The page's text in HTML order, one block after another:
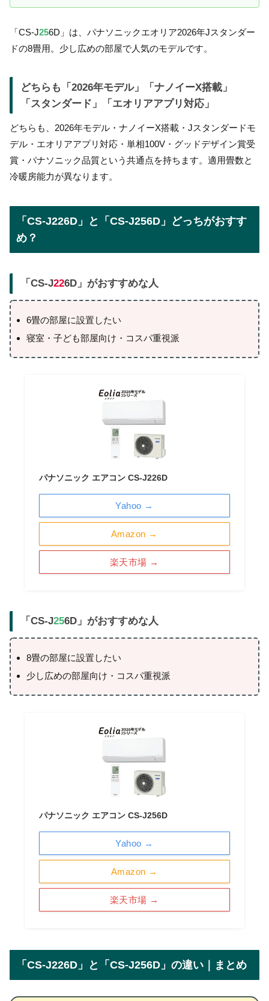
「CS-J256D」は、パナソニックエオリア2026年Jスタンダー
ドの8畳用。少し広めの部屋で人気のモデルです。
どちらも「2026年モデル」「ナノイーX搭載」
「スタンダード」「エオリアアプリ対応」
どちらも、2026年モデル・ナノイーX搭載・Jスタンダードモ
デル・エオリアアプリ対応・単相100V・グッドデザイン賞受
賞・パナソニック品質という共通点を持ちます。適用畳数と
冷暖房能力が異なります。
「CS-J226D」と「CS-J256D」どっちがおすす
め？
「CS-J226D」がおすすめな人
6畳の部屋に設置したい
寝室・子ども部屋向け・コスパ重視派
パナソニック エアコン CS-J226D
Amazon →
楽天市場 →
Yahoo →
「CS-J256D」がおすすめな人
8畳の部屋に設置したい
少し広めの部屋向け・コスパ重視派
パナソニック エアコン CS-J256D
Amazon →
楽天市場 →
Yahoo →
「CS-J226D」と「CS-J256D」の違い｜まとめ